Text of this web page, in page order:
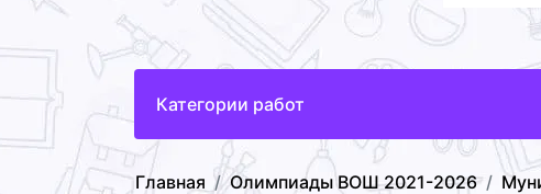
Категории работ
Главная Олимпиады ВОШ 2021-2026